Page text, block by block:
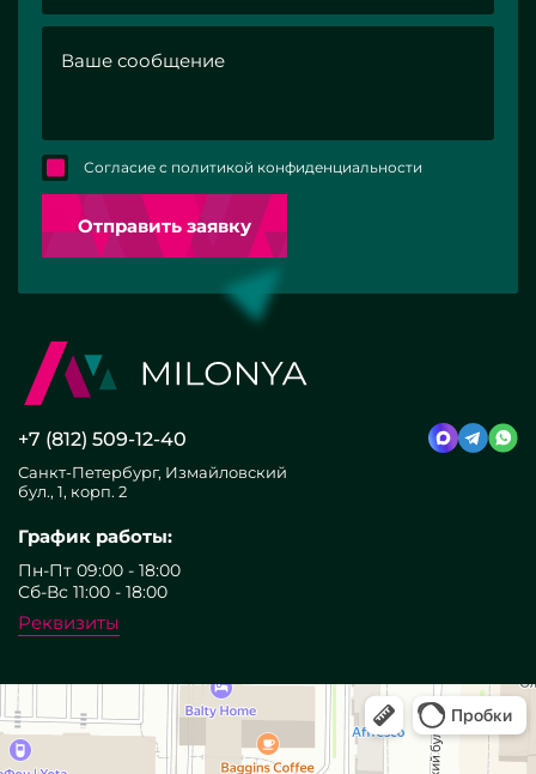
Согласие с политикой конфиденциальности
Отправить заявку
+7 (812) 509-12-40
Санкт-Петербург, Измайловский
бул., 1, корп. 2
График работы:
Пн-Пт 09:00 - 18:00
Сб-Вс 11:00 - 18:00
Реквизиты